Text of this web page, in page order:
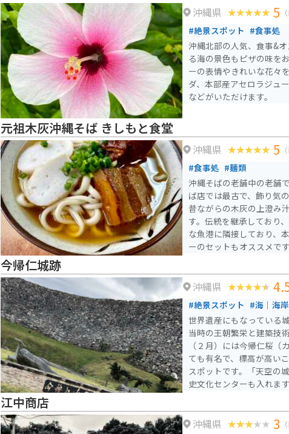
沖縄県 5
#絶景スポット #食事処
沖縄北部の人気、食事&
る海の景色もピザの味を
ーの表情やきれいな花々
ダ、本部産アセロラジュ
などがいただけます。
元祖木灰沖縄そば きしもと食堂
沖縄県 5
#食事処 #麺類
沖縄そばの老舗中の老舗
ば店では最古で、飾り気
昔ながらの木灰の上澄み
す。伝統を継承しており
な魚港に隣接しており、
ーのセットもオススメです
今帰仁城跡
沖縄県
#絶景スポット #海｜海
世界遺産にもなっている
当時の王朝繁栄と建築技
（２月）には今帰仁桜（
ても有名で、標高が高い
スポットです。「天空の
史文化センターも入れま
江中商店
沖縄県 3